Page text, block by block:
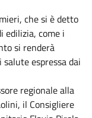
che si è detto
edilizia, come i
si renderà
espressa dai
regionale alla
il Consigliere